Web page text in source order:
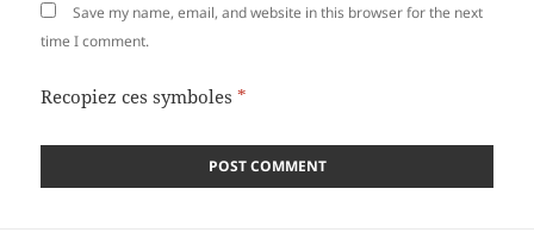
Save my name, email, and website in this browser for the next
time I comment.
Recopiez ces symboles *